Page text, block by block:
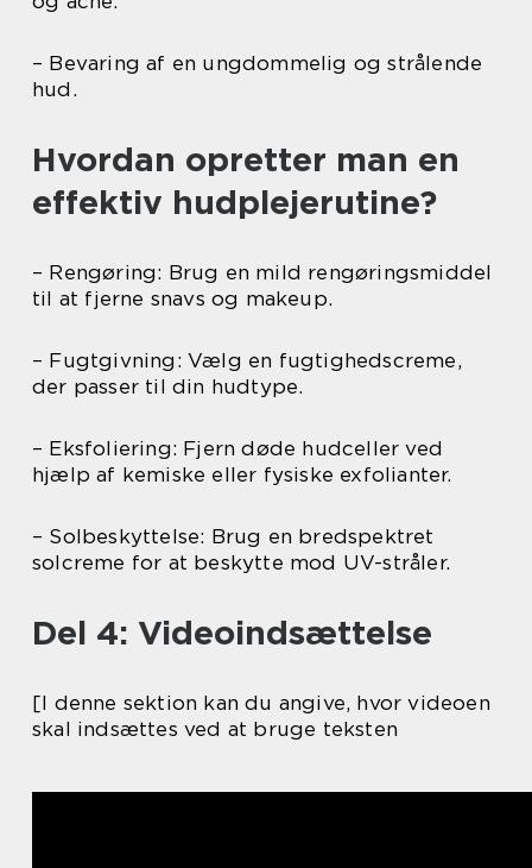
– Bevaring af en ungdommelig og strålende
hud.
Hvordan opretter man en
effektiv hudplejerutine?
– Rengøring: Brug en mild rengøringsmiddel
til at fjerne snavs og makeup.
– Fugtgivning: Vælg en fugtighedscreme,
der passer til din hudtype.
– Eksfoliering: Fjern døde hudceller ved
hjælp af kemiske eller fysiske exfolianter.
– Solbeskyttelse: Brug en bredspektret
solcreme for at beskytte mod UV-stråler.
Del 4: Videoindsættelse
[I denne sektion kan du angive, hvor videoen
skal indsættes ved at bruge teksten